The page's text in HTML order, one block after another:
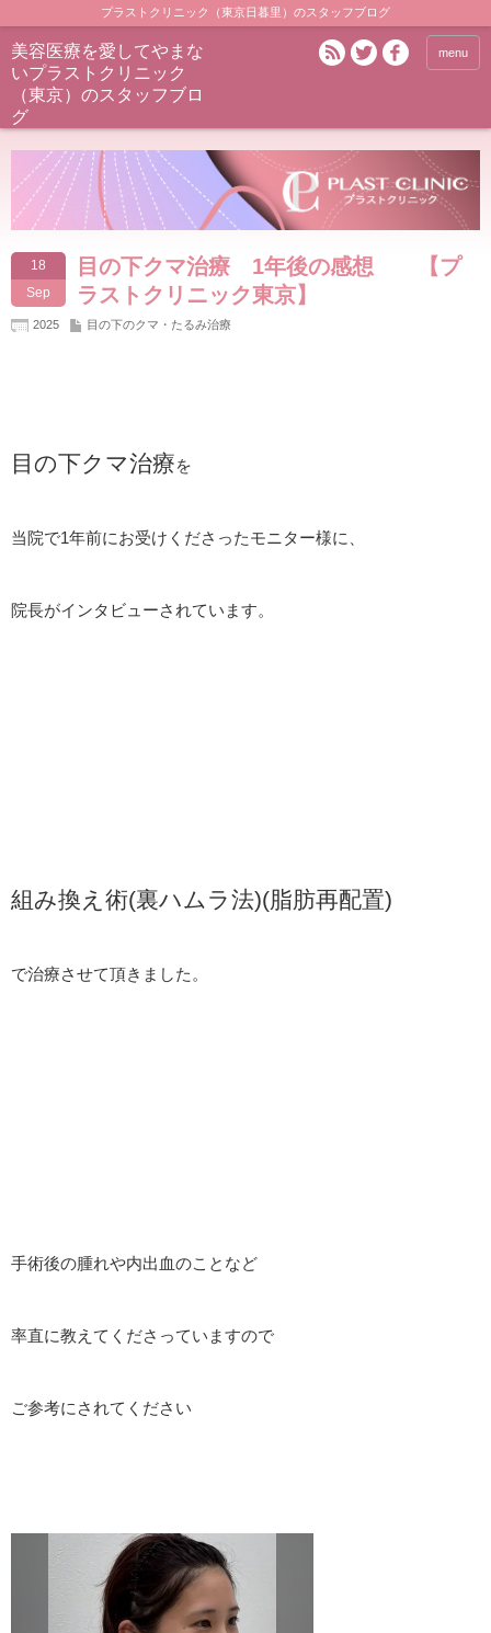
プラストクリニック（東京日暮里）のスタッフブログ
美容医療を愛してやまな
いプラストクリニック
（東京）のスタッフブロ
グ
menu
18
Sep
目の下クマ治療 1年後の感想 【プ
ラストクリニック東京】
2025 目の下のクマ・たるみ治療
目の下クマ治療を
当院で1年前にお受けくださったモニター様に、
院長がインタビューされています。
組み換え術(裏ハムラ法)(脂肪再配置)
で治療させて頂きました。
手術後の腫れや内出血のことなど
率直に教えてくださっていますので
ご参考にされてください